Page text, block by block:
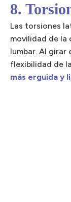
8.
Las torsiones
movilidad de la
lumbar. Al girar
flexibilidad de
más erguida y